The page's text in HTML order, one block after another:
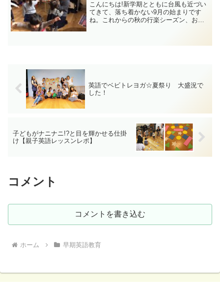
こんにちは!新学期とともに台風も近づい
てきて、落ち着かない9月の始まりです
ね。これからの秋の行楽シーズン、お天
英語でベビトレヨガ☆夏祭り 大盛況で
した！
子どもがナニナニ!?と目を輝かせる仕掛
け【親子英語レッスンレポ】
コメント
コメントを書き込む
ホーム 早期英語教育